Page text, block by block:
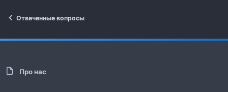
Отвеченные вопросы
Про нас